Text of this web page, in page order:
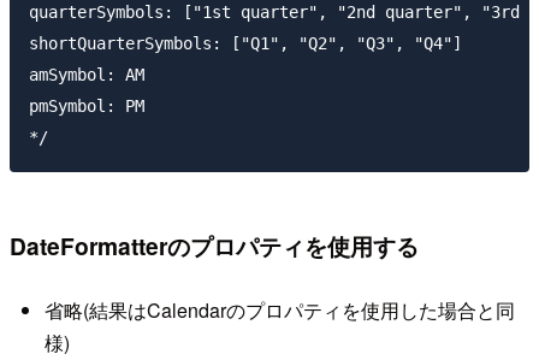
quarterSymbols: ["1st quarter", "2nd quarter", "3rd
shortQuarterSymbols: ["Q1", "Q2", "Q3", "Q4"]
amSymbol: AM
pmSymbol: PM
DateFormatterのプロパティを使用する
省略(結果はCalendarのプロパティを使用した場合と同
様)